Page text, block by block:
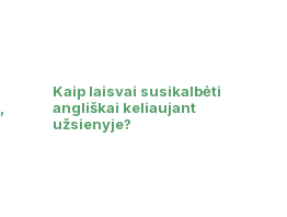
Kaip laisvai susikalbėti
angliškai keliaujant
užsienyje?